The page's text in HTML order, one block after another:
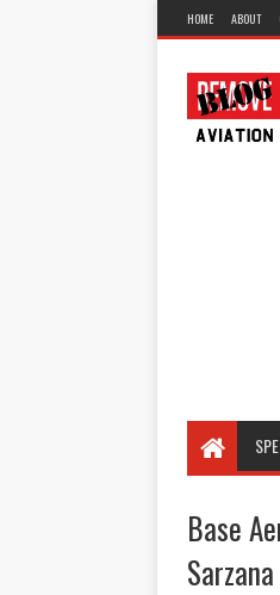
HOME ABOUT
Base
Sarzana